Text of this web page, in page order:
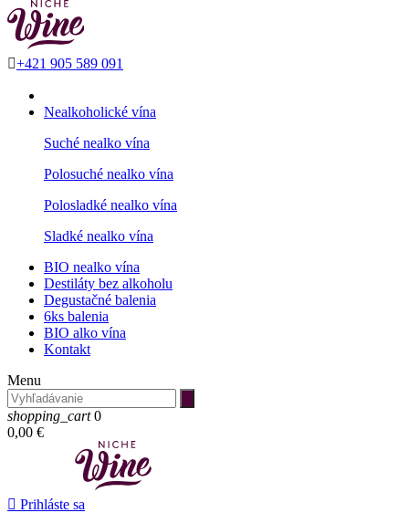
+421 905 589 091
Nealkoholické vína
Suché nealko vína
Polosuché nealko vína
Polosladké nealko vína
Sladké nealko vína
BIO nealko vína
Destiláty bez alkoholu
Degustačné balenia
6ks balenia
BIO alko vína
Kontakt
Menu
shopping_cart 0
0,00 €
 Prihláste sa